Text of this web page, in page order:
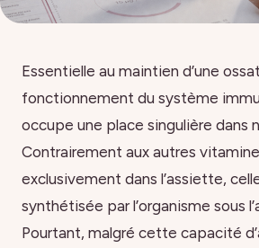
Essentielle au maintien d’une
fonctionnement du système
occupe une place singulière dans
Contrairement aux autres
exclusivement dans l’assiette,
synthétisée par l’organisme sous
Pourtant, malgré cette capacité